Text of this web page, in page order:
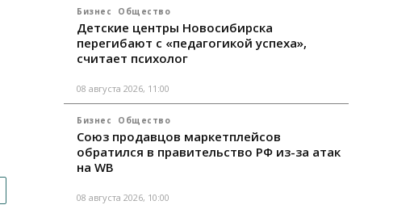
Бизнес Общество
Детские центры Новосибирска
перегибают с «педагогикой успеха»,
считает психолог
08 августа 2026, 11:00
Бизнес Общество
Союз продавцов маркетплейсов
обратился в правительство РФ из-за атак
на WB
08 августа 2026, 10:00